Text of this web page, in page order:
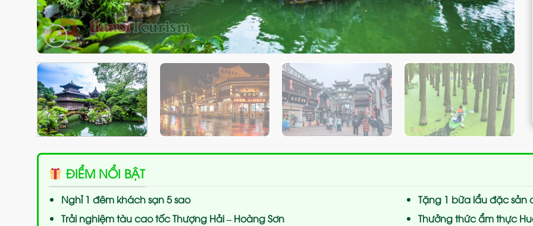
ĐIỂM NỔI BẬT
Nghỉ 1 đêm khách sạn 5 sao
Trải nghiệm tàu cao tốc Thượng Hải – Hoàng Sơn
Tặng 1 bữa lẩu đặc sản
Thưởng thức ẩm thực